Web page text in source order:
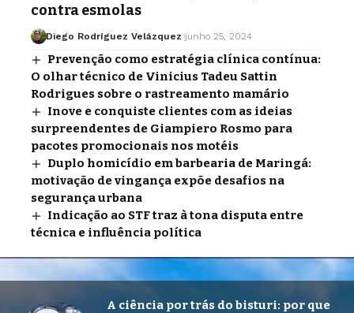
contra esmolas
Diego Rodríguez Velázquez junho 25, 2024
Prevenção como estratégia clínica contínua:
O olhar técnico de Vinicius Tadeu Sattin
Rodrigues sobre o rastreamento mamário
Inove e conquiste clientes com as ideias
surpreendentes de Giampiero Rosmo para
pacotes promocionais nos motéis
Duplo homicídio em barbearia de Maringá:
motivação de vingança expõe desafios na
segurança urbana
Indicação ao STF traz à tona disputa entre
técnica e influência política
A ciência por trás do bisturi: por que